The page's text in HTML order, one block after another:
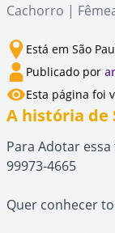
Cachorro |
Está em São
Publicado por
Esta página foi
A história de
Para Adotar
99973-4665
Quer conhecer